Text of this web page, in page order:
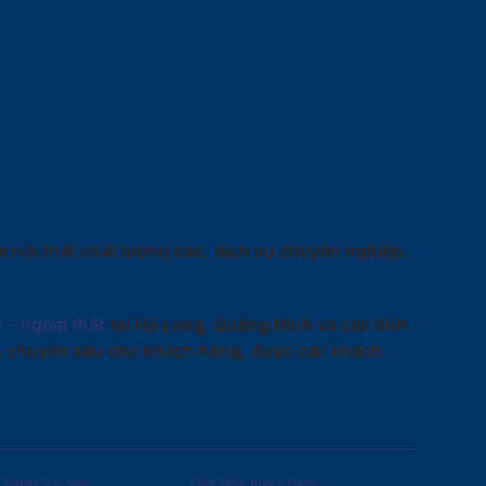
nội thất chất lượng cao, dịch vụ chuyên nghiệp.
ngoại thất tại Hạ Long, Quảng Ninh và các tỉnh
sâu cho khách hàng, được các khách
Xưởng Sản Xuất Cảm Nhận Khách Hàng